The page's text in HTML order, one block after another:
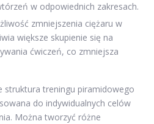
w odpowiednich zakresach.
zmniejszenia ciężaru w
większe skupienie się na
ćwiczeń, co zmniejsza
struktura treningu piramidowego
do indywidualnych celów
Można tworzyć różne